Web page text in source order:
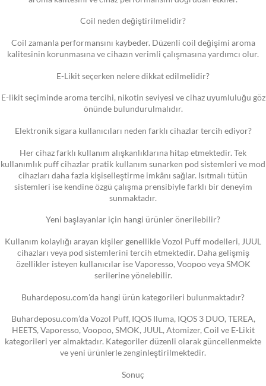
Coil neden değiştirilmelidir?
Coil zamanla performansını kaybeder. Düzenli coil değişimi aroma
kalitesinin korunmasına ve cihazın verimli çalışmasına yardımcı olur.
E-Likit seçerken nelere dikkat edilmelidir?
E-likit seçiminde aroma tercihi, nikotin seviyesi ve cihaz uyumluluğu göz
önünde bulundurulmalıdır.
Elektronik sigara kullanıcıları neden farklı cihazlar tercih ediyor?
Her cihaz farklı kullanım alışkanlıklarına hitap etmektedir. Tek
kullanımlık puff cihazlar pratik kullanım sunarken pod sistemleri ve mod
cihazları daha fazla kişiselleştirme imkânı sağlar. Isıtmalı tütün
sistemleri ise kendine özgü çalışma prensibiyle farklı bir deneyim
sunmaktadır.
Yeni başlayanlar için hangi ürünler önerilebilir?
Kullanım kolaylığı arayan kişiler genellikle Vozol Puff modelleri, JUUL
cihazları veya pod sistemlerini tercih etmektedir. Daha gelişmiş
özellikler isteyen kullanıcılar ise Vaporesso, Voopoo veya SMOK
serilerine yönelebilir.
Buhardeposu.com’da hangi ürün kategorileri bulunmaktadır?
Buhardeposu.com’da Vozol Puff, IQOS Iluma, IQOS 3 DUO, TEREA,
HEETS, Vaporesso, Voopoo, SMOK, JUUL, Atomizer, Coil ve E-Likit
kategorileri yer almaktadır. Kategoriler düzenli olarak güncellenmekte
ve yeni ürünlerle zenginleştirilmektedir.
Sonuç